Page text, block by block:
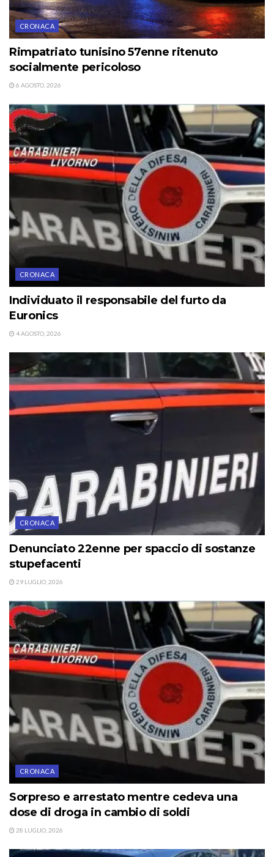
CRONACA
Rimpatriato tunisino 57enne ritenuto
socialmente pericoloso
6 AGOSTO, 2026
CRONACA
Individuato il responsabile del furto da
Euronics
4 AGOSTO, 2026
CRONACA
Denunciato 22enne per spaccio di sostanze
stupefacenti
29 LUGLIO, 2026
CRONACA
Sorpreso e arrestato mentre cedeva una
dose di droga in cambio di soldi
28 LUGLIO, 2026